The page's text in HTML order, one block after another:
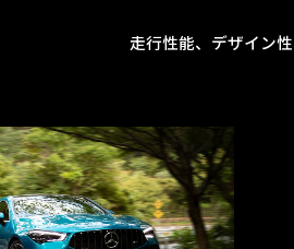
走行性能、デザイン